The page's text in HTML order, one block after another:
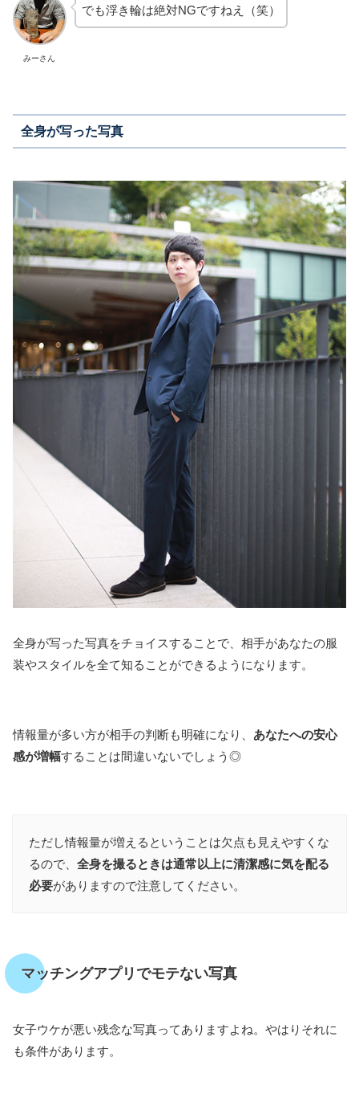
みーさん
でも浮き輪は絶対NGですねえ（笑）
全身が写った写真
全身が写った写真をチョイスすることで、相手があなたの服
装やスタイルを全て知ることができるようになります。
情報量が多い方が相手の判断も明確になり、 あなたへの安心
感が増幅することは間違いないでしょう◎
ただし情報量が増えるということは欠点も見えやすくな
るので、 全身を撮るときは通常以上に清潔感に気を配る
必要がありますので注意してください。
マッチングアプリでモテない写真
女子ウケが悪い残念な写真ってありますよね。やはりそれに
も条件があります。